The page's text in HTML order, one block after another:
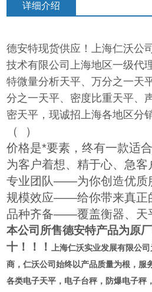
详细介绍
德安特现货供应！上海仁沃公
技术有限公司上海地区一级代
特微量分析天平、万分之一天
分之一天平、密度比重天平、
密天平，现诚招上海各地区分
（
）
价格是*要素，终有一款适合
为客户着想、精于心、急客
专业团队——为你创造优
规模效应——给你带来真正
品种齐备——覆盖衡器、天
本公司所售德安特产品为原
十！！！ 上海仁沃实业发展有限公司
商 ，仁沃公司始终以产品质量为根，
各类电子天平，电子台秤，防爆电子秤